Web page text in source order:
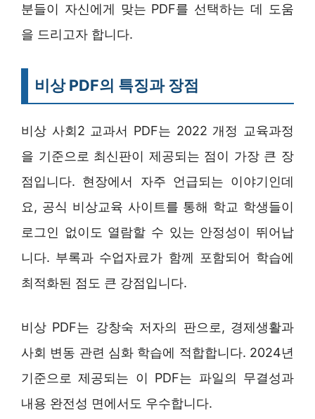
분들이 자신에게 맞는 PDF를 선택하는 데 도움
을 드리고자 합니다.
비상 PDF의 특징과 장점
비상 사회2 교과서 PDF는 2022 개정 교육과정
을 기준으로 최신판이 제공되는 점이 가장 큰 장
점입니다. 현장에서 자주 언급되는 이야기인데
요, 공식 비상교육 사이트를 통해 학교 학생들이
로그인 없이도 열람할 수 있는 안정성이 뛰어납
니다. 부록과 수업자료가 함께 포함되어 학습에
최적화된 점도 큰 강점입니다.
비상 PDF는 강창숙 저자의 판으로, 경제생활과
사회 변동 관련 심화 학습에 적합합니다. 2024년
기준으로 제공되는 이 PDF는 파일의 무결성과
내용 완전성 면에서도 우수합니다.